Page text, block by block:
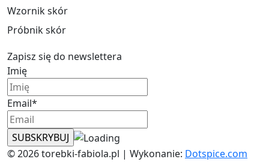
Wzornik skór
Próbnik skór
Zapisz się do newslettera
Imię
Email*
© 2026 torebki-fabiola.pl | Wykonanie: Dotspice.com